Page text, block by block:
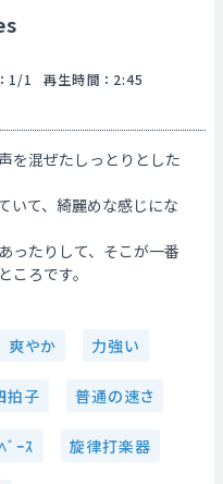
： 1/1 再生時間 ： 2:45
を混ぜたしっとりとした
いて、綺麗めな感じにな
ったりして、そこが一番
ころです。
爽やか 力強い
拍子 普通の速さ
ﾞｰｽ 旋律打楽器